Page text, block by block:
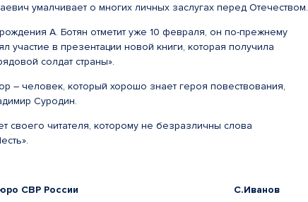
умалчивает о многих личных заслугах перед Отечеством.
А. Ботян отметит уже 10 февраля, он по-прежнему
участие в презентации новой книги, которая получила
солдат страны».
– человек, который хорошо знает героя повествования,
Суродин.
своего читателя, которому не безразличны слова
Пресс-бюро СВР России С.Иванов